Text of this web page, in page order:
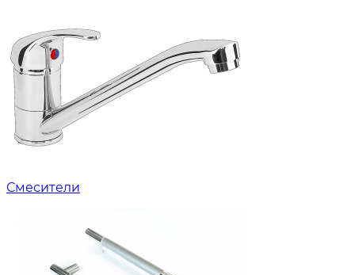
Смесители